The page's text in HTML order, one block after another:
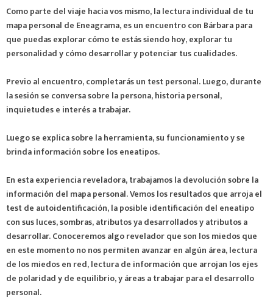
Como parte del viaje hacia vos mismo, la lectura individual de tu
mapa personal de Eneagrama, es un encuentro con Bárbara para
que puedas explorar cómo te estás siendo hoy, explorar tu
personalidad y cómo desarrollar y potenciar tus cualidades.
Previo al encuentro, completarás un test personal. Luego, durante
la sesión se conversa sobre la persona, historia personal,
inquietudes e interés a trabajar.
Luego se explica sobre la herramienta, su funcionamiento y se
brinda información sobre los eneatipos.
En esta experiencia reveladora, trabajamos la devolución sobre la
información del mapa personal. Vemos los resultados que arroja el
test de autoidentificación, la posible identificación del eneatipo
con sus luces, sombras, atributos ya desarrollados y atributos a
desarrollar. Conoceremos algo revelador que son los miedos que
en este momento no nos permiten avanzar en algún área, lectura
de los miedos en red, lectura de información que arrojan los ejes
de polaridad y de equilibrio, y áreas a trabajar para el desarrollo
personal.